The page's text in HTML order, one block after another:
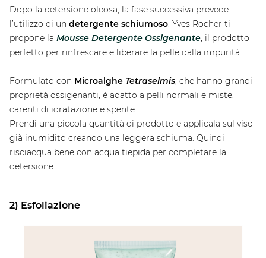
Dopo la detersione oleosa, la fase successiva prevede
l’utilizzo di un detergente schiumoso. Yves Rocher ti
propone la Mousse Detergente Ossigenante, il prodotto
perfetto per rinfrescare e liberare la pelle dalla impurità.
Formulato con Microalghe Tetraselmis, che hanno grandi
proprietà ossigenanti, è adatto a pelli normali e miste,
carenti di idratazione e spente.
Prendi una piccola quantità di prodotto e applicala sul viso
già inumidito creando una leggera schiuma. Quindi
risciacqua bene con acqua tiepida per completare la
detersione.
2) Esfoliazione